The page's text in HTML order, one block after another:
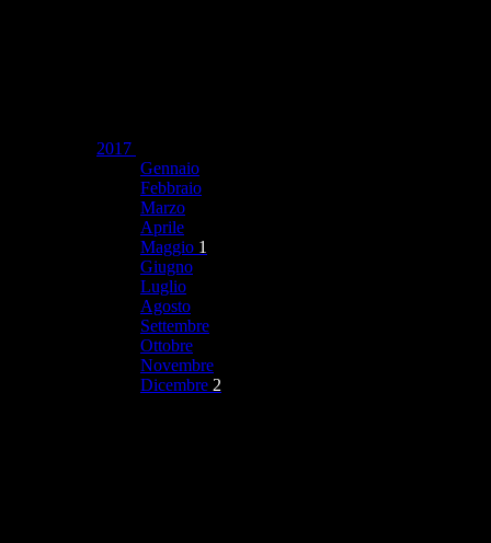
2017
Gennaio
Febbraio
Marzo
Aprile
Maggio 1
Giugno
Luglio
Agosto
Settembre
Ottobre
Novembre
Dicembre 2